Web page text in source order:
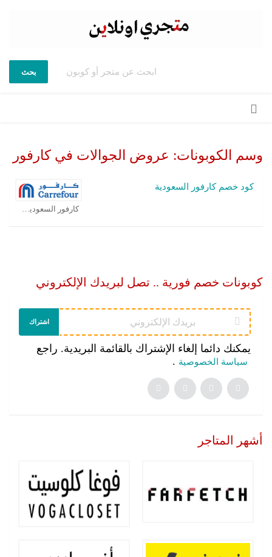
بحث
وسم الكوبونات: عروض الجوالات في كارفور
كود خصم كارفور السعودية
كوبونات خصم فورية .. تصل لبريدك الإلكتروني
اشتراك
يمكنك دائما إلغاء الإشتراك بالقائمة البريدية. راجع
سياسة الخصوصية .
أشهر المتاجر